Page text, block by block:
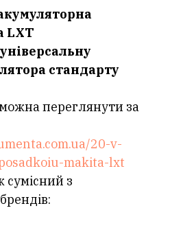
LXT
універсальну
стандарту
можна переглянути за
20-v-
makita-lxt
сумісний з